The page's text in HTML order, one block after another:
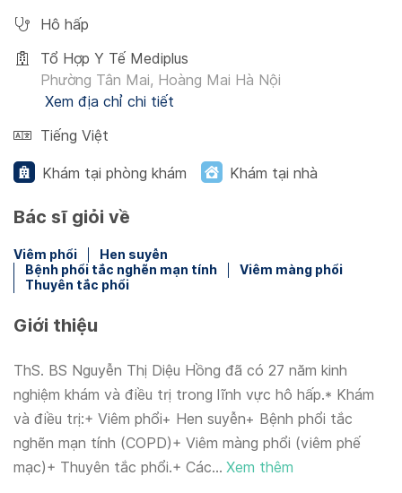
Hô hấp
Tổ Hợp Y Tế Mediplus
Phường Tân Mai, Hoàng Mai Hà Nội
Xem địa chỉ chi tiết
Tiếng Việt
Khám tại phòng khám Khám tại nhà
Bác sĩ giỏi về
Viêm phổi
Hen suyễn
Bệnh phổi tắc nghẽn mạn tính
Viêm màng phổi
Thuyên tắc phổi
Giới thiệu
ThS. BS Nguyễn Thị Diệu Hồng đã có 27 năm kinh
nghiệm khám và điều trị trong lĩnh vực hô hấp.* Khám
và điều trị:+ Viêm phổi+ Hen suyễn+ Bệnh phổi tắc
nghẽn mạn tính (COPD)+ Viêm màng phổi (viêm phế
mạc)+ Thuyên tắc phổi.+ Các... Xem thêm